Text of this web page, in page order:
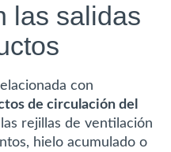
las salidas
con
de circulación del
rejillas de ventilación
hielo acumulado o